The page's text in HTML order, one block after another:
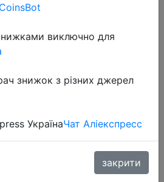
1, портативное
для уборки с
8900 Па,
виключно для
знижок з різних джерел
УкраїнаЧат Аліекспресс
закрити